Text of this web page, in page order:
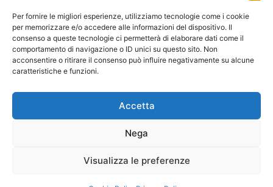
Per fornire le migliori esperienze, utilizziamo tecnologie come i cookie
per memorizzare e/o accedere alle informazioni del dispositivo. Il
consenso a queste tecnologie ci permetterà di elaborare dati come il
comportamento di navigazione o ID unici su questo sito. Non
acconsentire o ritirare il consenso può influire negativamente su alcune
caratteristiche e funzioni.
Accetta
Nega
Visualizza le preferenze
ASLA | Associazione Studi Legali Associati
Sede Legale c/o Ordine degli Avvocati
di Milano
Sede operativa c/o LCA Studio
Tel: 348.7530626
info@aslaitalia.it